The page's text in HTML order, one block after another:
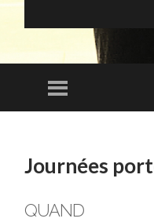
Menu
CONTENT
Journées
QUAND